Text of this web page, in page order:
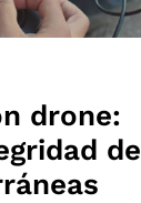
drone:
de